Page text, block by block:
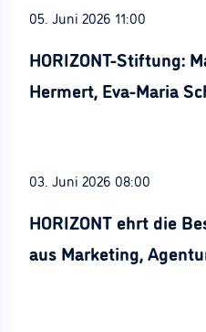
05. Juni 2026 11:00
HORIZONT-Stiftung:
Hermert, Eva-Maria
03. Juni 2026 08:00
HORIZONT ehrt die
aus Marketing,